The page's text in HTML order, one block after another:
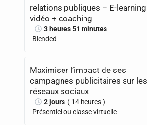
relations publiques – E-learning
vidéo + coaching
3 heures 51 minutes
Blended
Maximiser l’impact de ses
campagnes publicitaires sur les
réseaux sociaux
2 jours ( 14 heures )
Présentiel ou classe virtuelle